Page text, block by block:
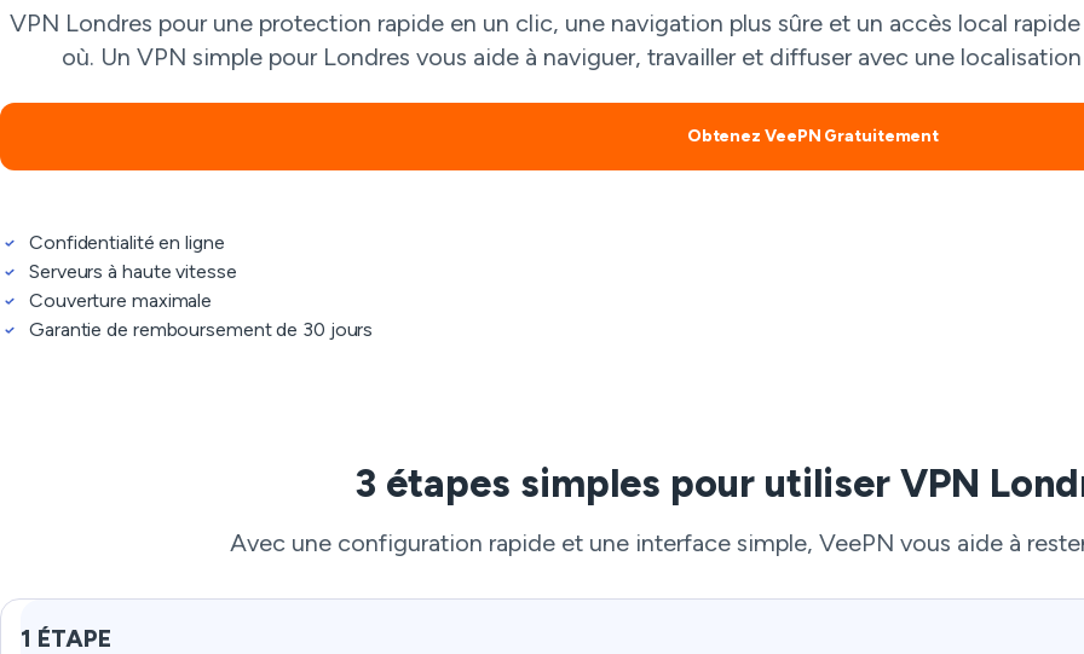
VPN Londres pour une protection rapide en un clic, une navigation plus sûre et un accès local
où. Un VPN simple pour Londres vous aide à naviguer, travailler et diffuser avec une
Obtenez VeePN Gratuitement
Confidentialité en ligne
Serveurs à haute vitesse
Couverture maximale
Garantie de remboursement de 30 jours
3 étapes simples pour utiliser VPN
Avec une configuration rapide et une interface simple, VeePN vous aide à
1 ÉTAPE